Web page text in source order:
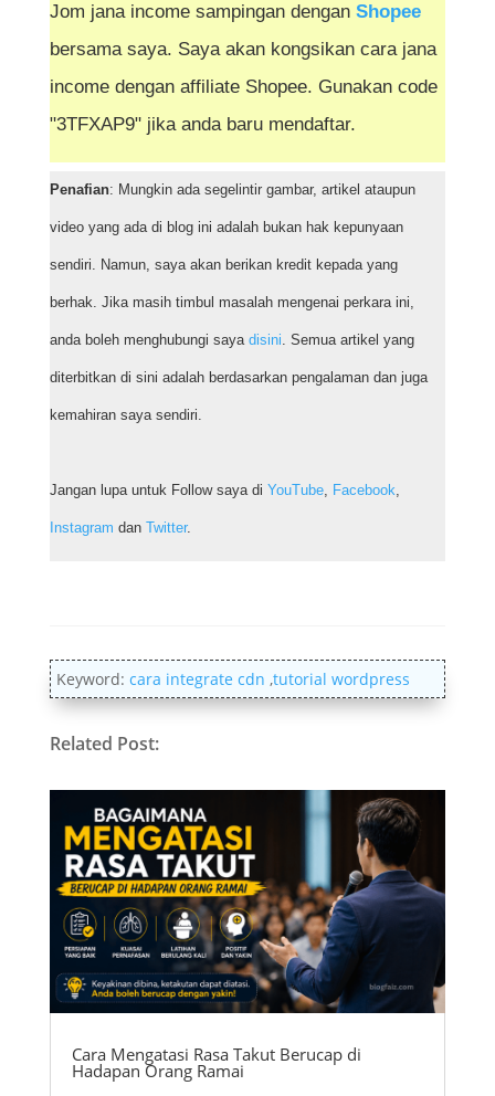
Jom jana income sampingan dengan Shopee
bersama saya. Saya akan kongsikan cara jana
income dengan affiliate Shopee. Gunakan code
"3TFXAP9" jika anda baru mendaftar.
Penafian: Mungkin ada segelintir gambar, artikel ataupun
video yang ada di blog ini adalah bukan hak kepunyaan
sendiri. Namun, saya akan berikan kredit kepada yang
berhak. Jika masih timbul masalah mengenai perkara ini,
anda boleh menghubungi saya disini. Semua artikel yang
diterbitkan di sini adalah berdasarkan pengalaman dan juga
kemahiran saya sendiri.
Jangan lupa untuk Follow saya di YouTube, Facebook,
Instagram dan Twitter.
Keyword: cara integrate cdn ,tutorial wordpress
Related Post:
Cara Mengatasi Rasa Takut Berucap di
Hadapan Orang Ramai